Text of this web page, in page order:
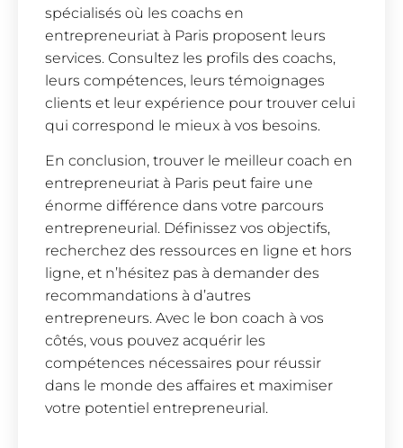
spécialisés où les coachs en
entrepreneuriat à Paris proposent leurs
services. Consultez les profils des coachs,
leurs compétences, leurs témoignages
clients et leur expérience pour trouver celui
qui correspond le mieux à vos besoins.
En conclusion, trouver le meilleur coach en
entrepreneuriat à Paris peut faire une
énorme différence dans votre parcours
entrepreneurial. Définissez vos objectifs,
recherchez des ressources en ligne et hors
ligne, et n’hésitez pas à demander des
recommandations à d’autres
entrepreneurs. Avec le bon coach à vos
côtés, vous pouvez acquérir les
compétences nécessaires pour réussir
dans le monde des affaires et maximiser
votre potentiel entrepreneurial.